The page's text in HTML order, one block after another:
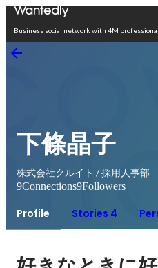
Business social network with 4M
下條晶子
株式会社クルイト / 採用人事部
9Connections9Followers
Profile Stories 4